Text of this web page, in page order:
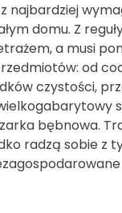
najbardziej
domu. Z
a musi
od
czystości,
bębnowa.
radzą sobie z